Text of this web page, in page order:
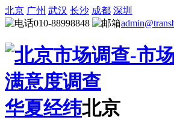
北京 广州 武汉 长沙 成都 深圳
010-88998848
华夏经纬北京